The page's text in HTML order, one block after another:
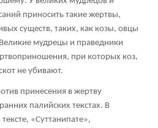
приносить такие жертвы,
существ, таких, как козы, овцы
мудрецы и праведники
при которых коз,
не убивают.
принесения в жертву
палийских текстах. В
«Суттанипате»,